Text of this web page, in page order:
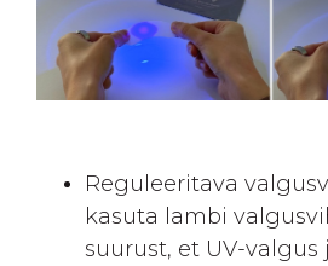
Reguleeritava
kasuta lambi
suurust, et UV-